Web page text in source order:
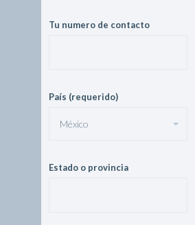
Tu numero de contacto
País (requerido)
Estado o provincia